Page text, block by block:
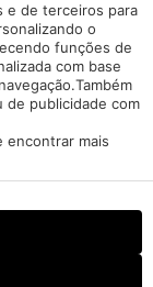
e de terceiros para
o
funções de
com base
de publicidade com
encontrar mais